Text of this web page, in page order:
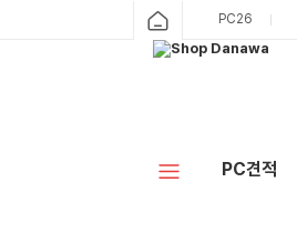
PC26
PC견적